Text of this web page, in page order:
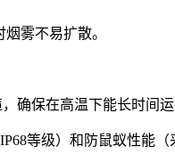
雾不易扩散。
确保在高温下能长时间运
等级）和防鼠蚁性能